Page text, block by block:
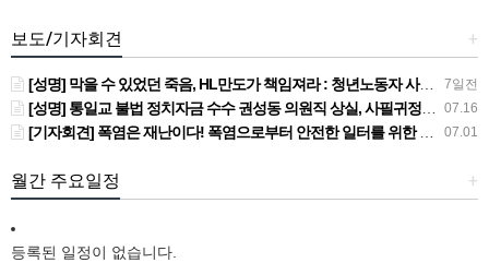
+
보도/기자회견
7일전
[성명] 막을 수 있었던 죽음, HL만도가 책임져라 : 청년노동자 사망사고의 철저한 진상규명과 재발방지 대책 마련하라
07.16
[성명] 통일교 불법 정치자금 수수 권성동 의원직 상실, 사필귀정이다
07.01
[기자회견] 폭염은 재난이다! 폭염으로부터 안전한 일터를 위한 민주노총 강원지역본부 폭염감시단 선포 기자회견
+
월간 주요일정
등록된 일정이 없습니다.